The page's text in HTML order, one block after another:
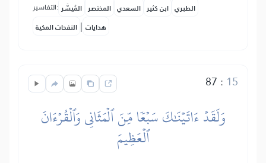
التفاسير: المُيسَّر المختصر السعدي ابن كثير الطبري
النفحات المكية | هدايات
87 : 15
وَلَقَدۡ ءَاتَيۡنَٰكَ سَبۡعٗا مِّنَ ٱلۡمَثَانِي وَٱلۡقُرۡءَانَ
ٱلۡعَظِيمَ